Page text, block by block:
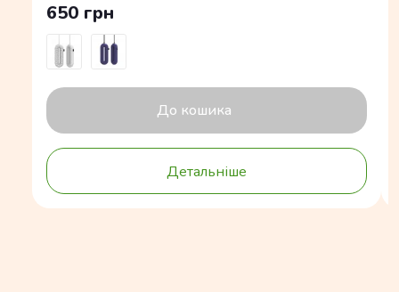
650 грн
До кошика
Детальніше